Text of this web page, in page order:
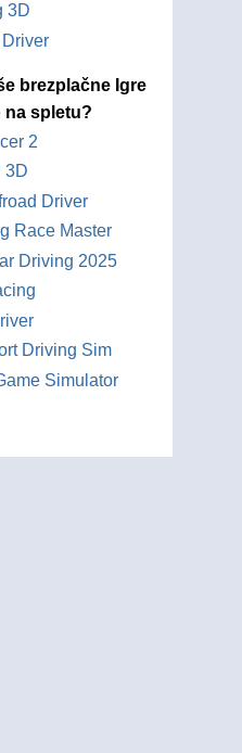
3D
brezplačne Igre
na spletu?
2
3D
Driver
Race Master
Driving 2025
Driving Sim
Simulator